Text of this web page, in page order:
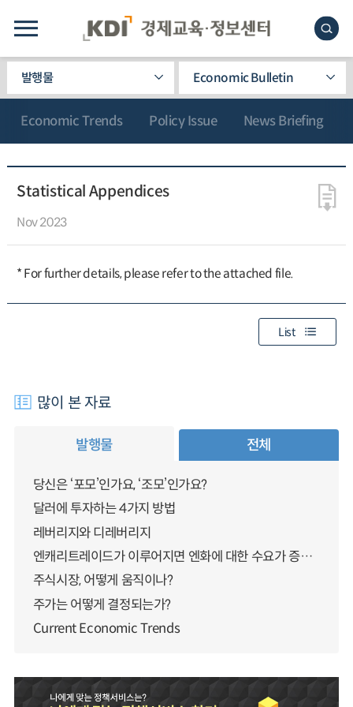
발행물 Economic Bulletin
Economic Trends Policy Issue News Briefing
Statistical Appendices
Nov 2023
* For further details, please refer to the attached file.
List
많이 본 자료
발행물 전체
당신은 ‘포모’인가요, ‘조모’인가요?
달러에 투자하는 4가지 방법
레버리지와 디레버리지
엔캐리트레이드가 이루어지면 엔화에 대한 수요가 증가하지 않나요?
주식시장, 어떻게 움직이나?
주가는 어떻게 결정되는가?
Current Economic Trends